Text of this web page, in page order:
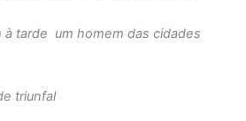
à tarde um homem das cidades
triunfal